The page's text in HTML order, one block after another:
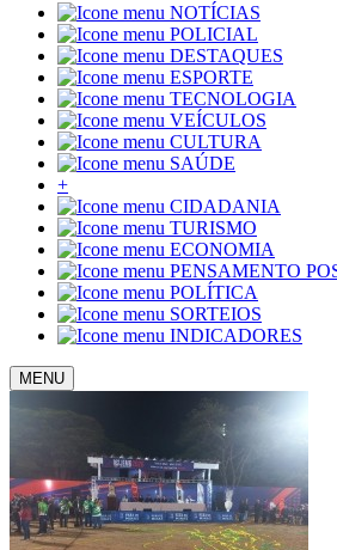
NOTÍCIAS
POLICIAL
DESTAQUES
ESPORTE
TECNOLOGIA
VEÍCULOS
CULTURA
SAÚDE
+
CIDADANIA
TURISMO
ECONOMIA
PENSAMENTO
POLÍTICA
SORTEIOS
INDICADORES
MENU